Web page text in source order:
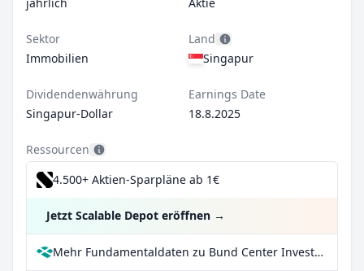
Sektor
Immobilien
Land
Singapur
Dividendenwährung
Singapur-Dollar
Earnings Date
18.8.2025
Ressourcen
4.500+ Aktien-Sparpläne ab 1€
Jetzt Scalable Depot eröffnen →
Mehr Fundamentaldaten zu Bund Center Investment Ltd bei Parqet